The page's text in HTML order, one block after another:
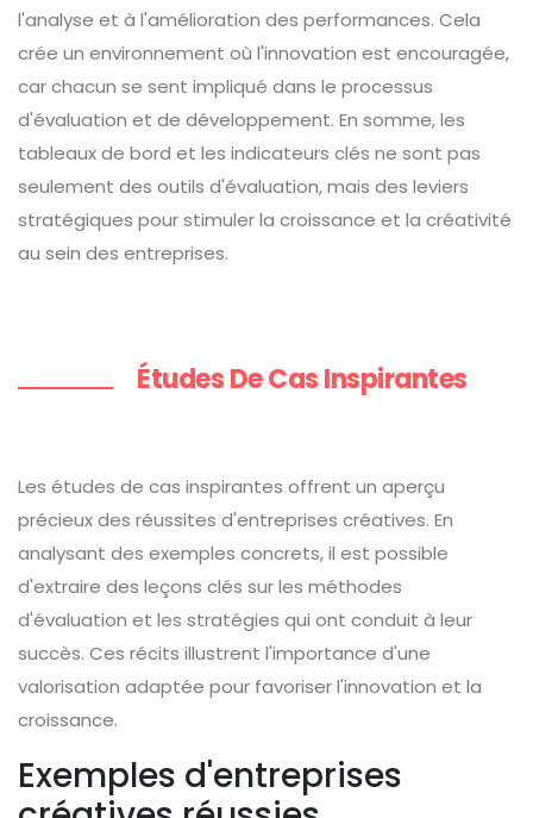
l'analyse et à l'amélioration des performances. Cela
crée un environnement où l'innovation est encouragée,
car chacun se sent impliqué dans le processus
d'évaluation et de développement. En somme, les
tableaux de bord et les indicateurs clés ne sont pas
seulement des outils d'évaluation, mais des leviers
stratégiques pour stimuler la croissance et la créativité
au sein des entreprises.
Études De Cas Inspirantes
Les études de cas inspirantes offrent un aperçu
précieux des réussites d'entreprises créatives. En
analysant des exemples concrets, il est possible
d'extraire des leçons clés sur les méthodes
d'évaluation et les stratégies qui ont conduit à leur
succès. Ces récits illustrent l'importance d'une
valorisation adaptée pour favoriser l'innovation et la
croissance.
Exemples d'entreprises